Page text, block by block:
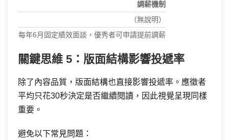
調薪機制
（無說明）
每年6月固定績效面談，優秀者可申請提前調薪
關鍵思維 5：版面結構影響投遞率
除了內容品質，版面結構也直接影響投遞率。應徵者
平均只花30秒決定是否繼續閱讀，因此視覺呈現同樣
重要。
避免以下常見問題：